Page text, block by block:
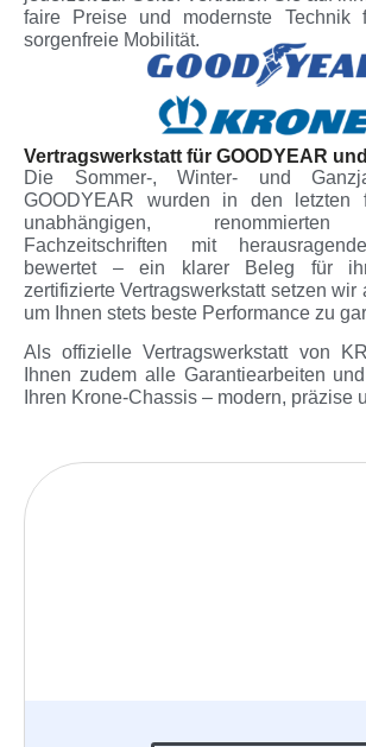
faire Preise und modernste Technik
sorgenfreie Mobilität.
Vertragswerkstatt für GOODYEAR
Die Sommer-, Winter- und
GOODYEAR wurden in den letzten
unabhängigen, renommierten
Fachzeitschriften mit
bewertet – ein klarer Beleg für
zertifizierte Vertragswerkstatt setzen wir
um Ihnen stets beste Performance zu
Als offizielle Vertragswerkstatt von
Ihnen zudem alle Garantiearbeiten
Ihren Krone-Chassis – modern, präzise